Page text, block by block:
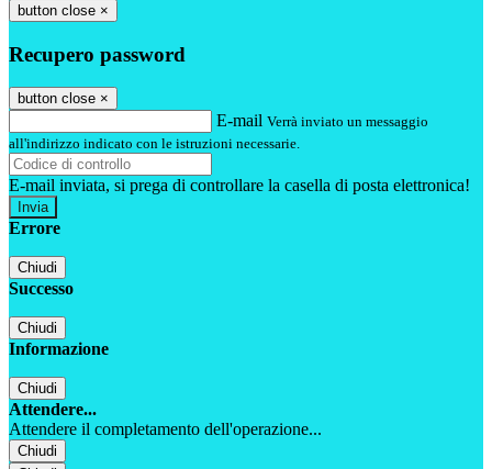
button close ×
Recupero password
button close ×
E-mail Verrà inviato un messaggio
all'indirizzo indicato con le istruzioni necessarie.
E-mail inviata, si prega di controllare la casella di posta elettronica!
Errore
Chiudi
Successo
Chiudi
Informazione
Chiudi
Attendere...
Attendere il completamento dell'operazione...
Chiudi